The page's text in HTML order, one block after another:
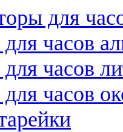
для
для часов
часов
часов